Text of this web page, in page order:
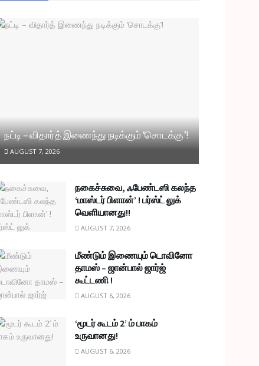
நட்டி – விதார்த் இணைந்து நடிக்கும் ‘சொடக்கு’!
AUGUST 7, 2026
நகைச்சுவை, ஃபேண்டஸி கலந்த
‘மாஸ்டர் பிளான்’ ! பர்ஸ்ட் லுக்
வெளியானது!!
AUGUST 7, 2026
மீண்டும் இணையும் டொவினோ
தாமஸ் – ஜான்பால் ஜார்ஜ்
கூட்டணி !
AUGUST 6, 2026
‘மூடர் கூடம் 2’ ம் பாகம்
உருவானது!
AUGUST 6, 2026